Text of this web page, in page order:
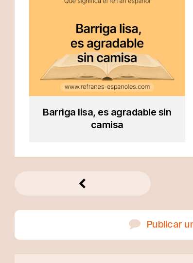
Barriga lisa, es agradable sin
camisa
Publicar